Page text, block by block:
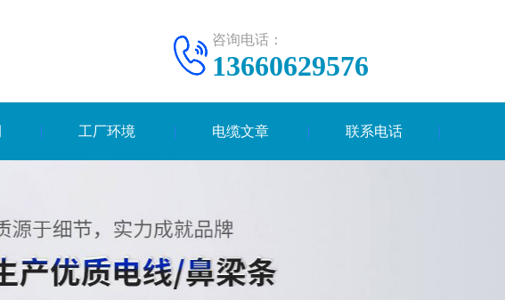
咨询电话：
13660629576
工厂环境 电缆文章 联系电话